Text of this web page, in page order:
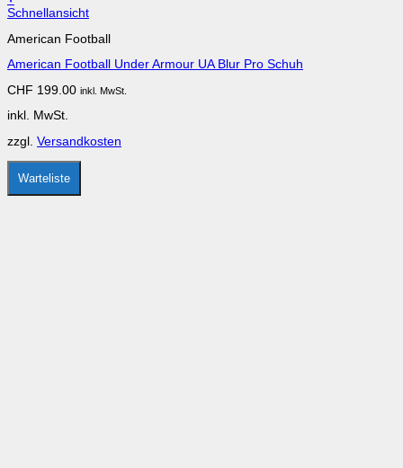
Dieses
weist
Varianten
Die
können
der
Produktseite
gewählt
Schnellansicht
American Football
American Football Under Armour UA Blur Pro Schuh
CHF 199.00 inkl. MwSt.
inkl. MwSt.
zzgl. Versandkosten
Warteliste